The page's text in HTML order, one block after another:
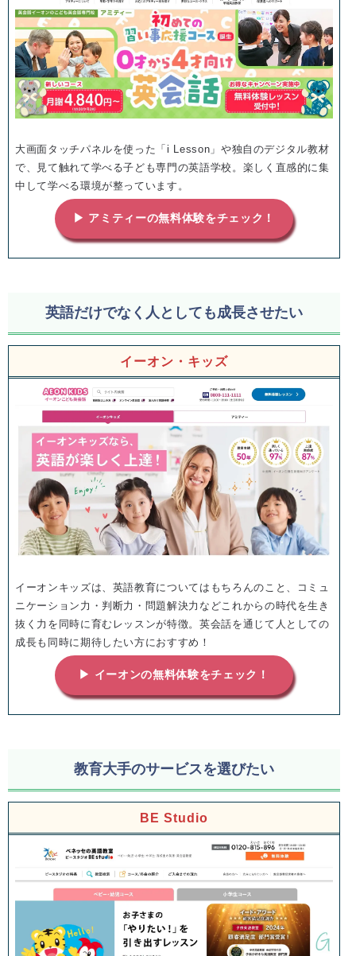
大画面タッチパネルを使った「i Lesson」や独自のデジタル教材
で、見て触れて学べる子ども専門の英語学校。楽しく直感的に集
中して学べる環境が整っています。
▶ アミティーの無料体験をチェック！
英語だけでなく人としても成長させたい
イーオン・キッズ
イーオンキッズは、英語教育についてはもちろんのこと、コミュ
ニケーション力・判断力・問題解決力などこれからの時代を生き
抜く力を同時に育むレッスンが特徴。英会話を通じて人としての
成長も同時に期待したい方におすすめ！
▶ イーオンの無料体験をチェック！
教育大手のサービスを選びたい
BE Studio